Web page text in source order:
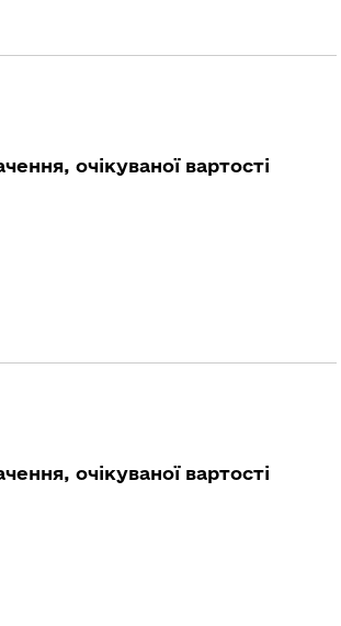
очікуваної вартості
очікуваної вартості